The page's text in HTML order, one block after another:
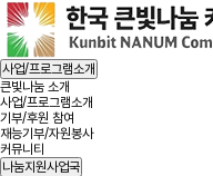
사업/프로그램소개
큰빛나눔 소개
사업/프로그램소개
기부/후원 참여
재능기부/자원봉사
커뮤니티
나눔지원사업국